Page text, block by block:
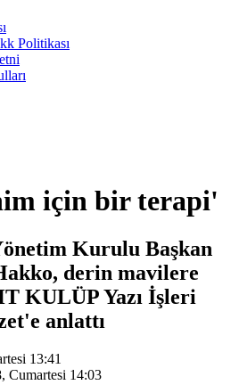
Politikası
için bir terapi'
Kurulu Başkan
derin mavilere
KULÜP Yazı İşleri
anlattı
13:41
Cumartesi 14:03